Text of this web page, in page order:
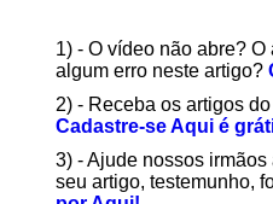
1) - O vídeo não abre?
algum erro neste artigo?
2) - Receba os artigos
Cadastre-se Aqui é
3) - Ajude nossos
seu artigo, testemunho,